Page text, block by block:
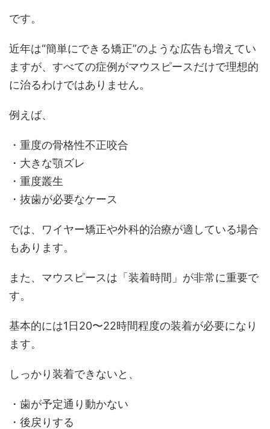
です。
近年は“簡単にできる矯正”のような広告も増えてい
ますが、すべての症例がマウスピースだけで理想的
に治るわけではありません。
例えば、
・重度の骨格性不正咬合
・大きな顎ズレ
・重度叢生
・抜歯が必要なケース
では、ワイヤー矯正や外科的治療が適している場合
もあります。
また、マウスピースは「装着時間」が非常に重要で
す。
基本的には1日20〜22時間程度の装着が必要になり
ます。
しっかり装着できないと、
・歯が予定通り動かない
・後戻りする